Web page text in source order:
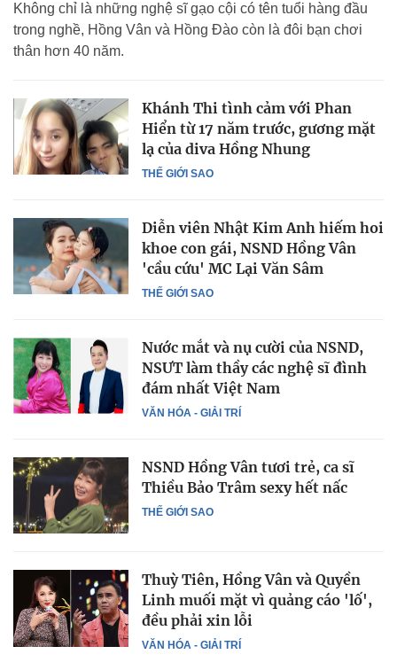
Không chỉ là những nghệ sĩ gạo cội có tên tuổi hàng đầu
trong nghề, Hồng Vân và Hồng Đào còn là đôi bạn chơi
thân hơn 40 năm.
THẾ GIỚI SAO
Khánh Thi tình cảm với Phan
Hiển từ 17 năm trước, gương mặt
lạ của diva Hồng Nhung
THẾ GIỚI SAO
Diễn viên Nhật Kim Anh hiếm hoi
khoe con gái, NSND Hồng Vân
'cầu cứu' MC Lại Văn Sâm
VĂN HÓA - GIẢI TRÍ
Nước mắt và nụ cười của NSND,
NSƯT làm thầy các nghệ sĩ đình
đám nhất Việt Nam
THẾ GIỚI SAO
NSND Hồng Vân tươi trẻ, ca sĩ
Thiều Bảo Trâm sexy hết nấc
VĂN HÓA - GIẢI TRÍ
Thuỳ Tiên, Hồng Vân và Quyền
Linh muối mặt vì quảng cáo 'lố',
đều phải xin lỗi